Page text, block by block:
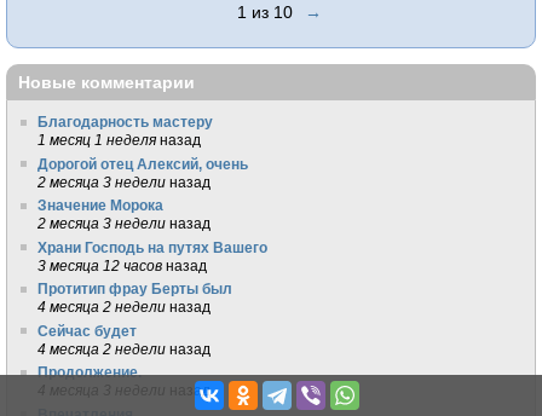
1 из 10 →
Новые комментарии
Благодарность мастеру
1 месяц 1 неделя назад
Дорогой отец Алексий, очень
2 месяца 3 недели назад
Значение Морока
2 месяца 3 недели назад
Храни Господь на путях Вашего
3 месяца 12 часов назад
Протитип фрау Берты был
4 месяца 2 недели назад
Сейчас будет
4 месяца 2 недели назад
Продолжение.
назад